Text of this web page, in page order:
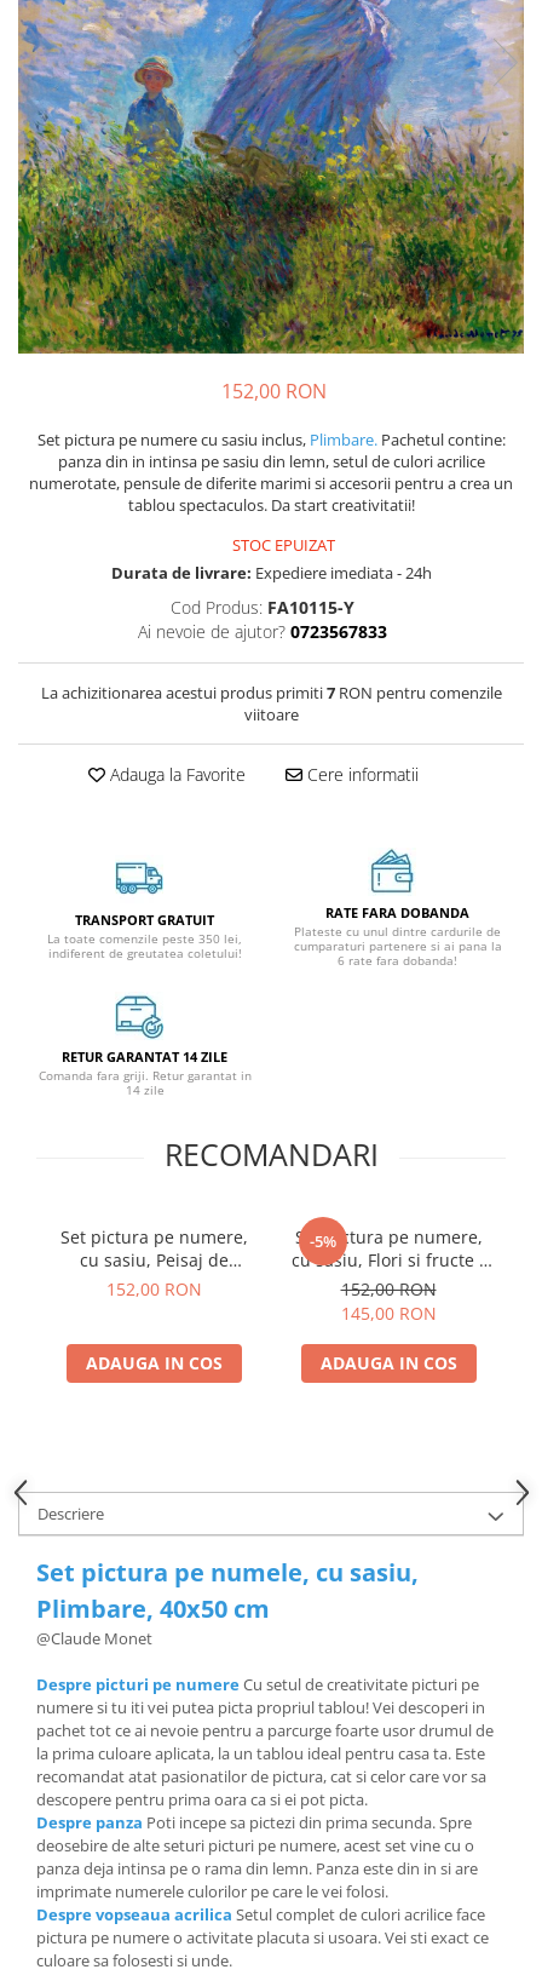
152,00 RON
Set pictura pe numere cu sasiu inclus, Plimbare. Pachetul contine:
panza din in intinsa pe sasiu din lemn, setul de culori acrilice
numerotate, pensule de diferite marimi si accesorii pentru a crea un
tablou spectaculos. Da start creativitatii!
STOC EPUIZAT
Durata de livrare: Expediere imediata - 24h
Cod Produs: FA10115-Y
Ai nevoie de ajutor? 0723567833
La achizitionarea acestui produs primiti7RON pentru comenzile
viitoare
Adauga la Favorite Cere informatii
TRANSPORT GRATUIT
La toate comenzile peste 350 lei,
indiferent de greutatea coletului!
RATE FARA DOBANDA
Plateste cu unul dintre cardurile de
cumparaturi partenere si ai pana la
6 rate fara dobanda!
RETUR GARANTAT 14 ZILE
Comanda fara griji. Retur garantat in
14 zile
RECOMANDARI
Set pictura pe numere,
cu sasiu, Peisaj de
toamna cu barca, 40x50
152,00 RON
ADAUGA IN COS
-5%
Set pictura pe numere,
cu sasiu, Flori si fructe -
Severin Roesen, 40x50 cm
152,00 RON
145,00 RON
ADAUGA IN COS
Descriere
Set pictura pe numele, cu sasiu,
Plimbare, 40x50 cm
@Claude Monet
Despre picturi pe numereCu setul de creativitate picturi pe
numere si tu iti vei putea picta propriul tablou! Vei descoperi in
pachet tot ce ai nevoie pentru a parcurge foarte usor drumul de
la prima culoare aplicata, la un tablou ideal pentru casa ta. Este
recomandat atat pasionatilor de pictura, cat si celor care vor sa
descopere pentru prima oara ca si ei pot picta.
Despre panza Poti incepe sa pictezi din prima secunda. Spre
deosebire de alte seturi picturi pe numere, acest set vine cu o
panza deja intinsa pe o rama din lemn. Panza este din in si are
imprimate numerele culorilor pe care le vei folosi.
Despre vopseaua acrilica Setul complet de culori acrilice face
pictura pe numere o activitate placuta si usoara. Vei sti exact ce
culoare sa folosesti si unde.